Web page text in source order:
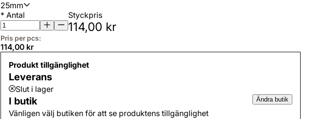
25mm
* Antal Styckpris
114,00 kr
Pris per pcs:
114,00 kr
Produkt tillgänglighet
Leverans
Slut i lager
I butik
Vänligen välj butiken för att se produktens tillgänglighet
Ändra butik